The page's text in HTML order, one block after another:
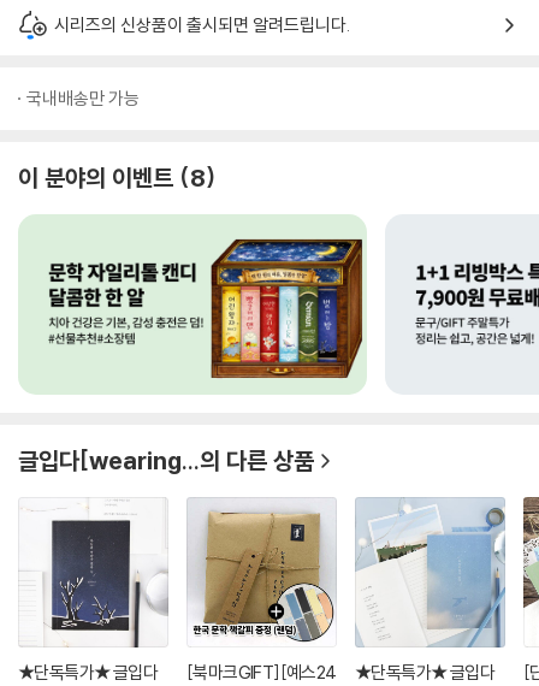
시리즈의 신상품이 출시되면 알려드립니다.
국내배송만 가능
이 분야의 이벤트 8
글입다[wearing...의 다른 상품
★단독특가★ 글입다
[북마크GIFT][예스24
★단독특가★ 글입다
[